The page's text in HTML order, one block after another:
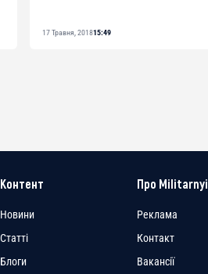
17 Травня, 201815:49
Контент
Новини
Статті
Блоги
Про Militarnyi
Реклама
Контакт
Вакансії